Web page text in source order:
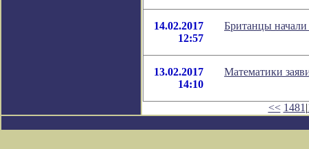
14.02.2017
12:57
Британцы
13.02.2017
14:10
Математики
<< 1481 |